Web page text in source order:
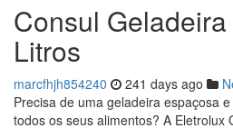
Consul
Litros
marcfhjh854240 241 days ago
Precisa de uma geladeira espaçosa
todos os seus alimentos? A Eletrolux